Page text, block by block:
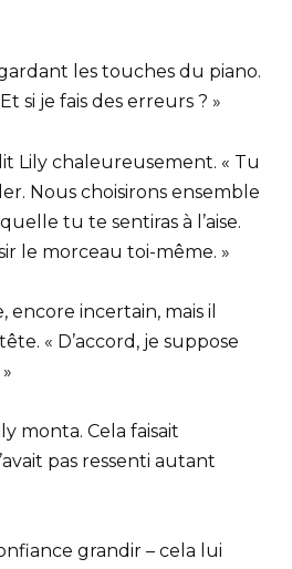
les touches du piano.
si je fais des erreurs ? »
Lily chaleureusement. « Tu
Nous choisirons ensemble
tu te sentiras à l’aise.
le morceau toi-même. »
encore incertain, mais il
« D’accord, je suppose
monta. Cela faisait
pas ressenti autant
grandir – cela lui